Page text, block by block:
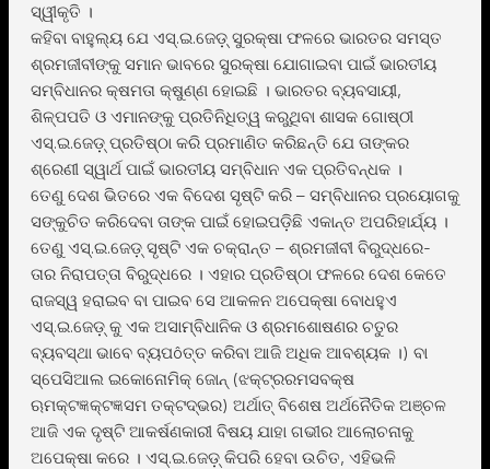
ସ୍ୱୀକୃତି ।
କହିବା ବାହୁଲ୍ୟ ଯେ ଏସ୍.ଇ.ଜେଡ଼୍ ସୁରକ୍ଷା ଫଳରେ ଭାରତର ସମସ୍ତ
ଶ୍ରମଜୀବୀଙ୍କୁ ସମାନ ଭାବରେ ସୁରକ୍ଷା ଯୋଗାଇବା ପାଇଁ ଭାରତୀୟ
ସମ୍ବିଧାନର କ୍ଷମତା କ୍ଷୁଣ୍ଣ ହୋଇଛି । ଭାରତର ବ୍ୟବସାୟୀ,
ଶିଳ୍ପପତି ଓ ଏମାନଙ୍କୁ ପ୍ରତିନିଧିତ୍ୱ କରୁଥିବା ଶାସକ ଗୋଷ୍ଠୀ
ଏସ୍.ଇ.ଜେଡ଼୍ ପ୍ରତିଷ୍ଠା କରି ପ୍ରମାଣିତ କରିଛନ୍ତି ଯେ ତାଙ୍କର
ଶ୍ରେଣୀ ସ୍ୱାର୍ଥ ପାଇଁ ଭାରତୀୟ ସମ୍ବିଧାନ ଏକ ପ୍ରତିବନ୍ଧକ ।
ତେଣୁ ଦେଶ ଭିତରେ ଏକ ବିଦେଶ ସୃଷ୍ଟି କରି – ସମ୍ବିଧାନର ପ୍ରୟୋଗକୁ
ସଙ୍କୁଚିତ କରିଦେବା ତାଙ୍କ ପାଇଁ ହୋଇପଡ଼ିଛି ଏକାନ୍ତ ଅପରିହାର୍ଯ୍ୟ ।
ତେଣୁ ଏସ୍.ଇ.ଜେଡ଼୍ ସୃଷ୍ଟି ଏକ ଚକ୍ରାନ୍ତ – ଶ୍ରମଜୀବୀ ବିରୁଦ୍ଧରେ-
ତାର ନିରାପତ୍ତା ବିରୁଦ୍ଧରେ । ଏହାର ପ୍ରତିଷ୍ଠା ଫଳରେ ଦେଶ କେତେ
ରାଜସ୍ୱ ହରାଇବ ବା ପାଇବ ସେ ଆକଳନ ଅପେକ୍ଷା ବୋଧହୁଏ
ଏସ୍.ଇ.ଜେଡ଼୍ କୁ ଏକ ଅସାମ୍ବିଧାନିକ ଓ ଶ୍ରମଶୋଷଣର ଚତୁର
ବ୍ୟବସ୍ଥା ଭାବେ ବ୍ୟପôତ୍ତ କରିବା ଆଜି ଅଧିକ ଆବଶ୍ୟକ ।) ବା
ସ୍ପେସିଆଲ ଇକୋନୋମିକ୍ ଜୋନ୍ (ଝକ୍ଟ୍ରରମସବକ୍ଷ
ଋମକ୍ଟଜ୍ଞକ୍ଟଜ୍ଞସମ ତକ୍ଟଦ୍ଭର) ଅର୍ଥାତ୍ ବିଶେଷ ଅର୍ଥନୈତିକ ଅଞ୍ଚଳ
ଆଜି ଏକ ଦୃଷ୍ଟି ଆକର୍ଷଣକାରୀ ବିଷୟ ଯାହା ଗଭୀର ଆଲୋଚନାକୁ
ଅପେକ୍ଷା କରେ । ଏସ୍.ଇ.ଜେଡ଼୍ କିପରି ହେବା ଉଚିତ, ଏହିଭଳି